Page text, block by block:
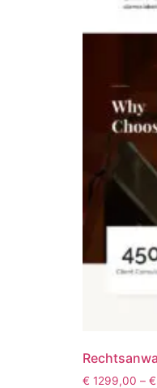
€ 1299,00 – €